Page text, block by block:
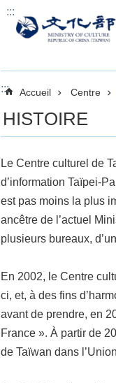
:::
::: Accueil Centre
HISTOIRE
Le Centre culturel de
d’information Taïpei-
est pas moins la plus
ancêtre de l’actuel
plusieurs bureaux,
En 2002, le Centre
ci, et, à des fins
avant de prendre, en
France ». À partir de
de Taïwan dans